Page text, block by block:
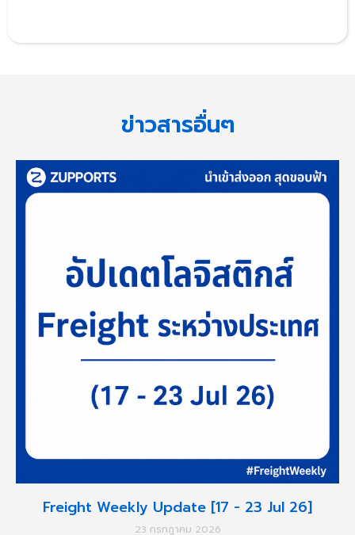
ข่าวสารอื่นๆ
Freight Weekly Update [17 - 23 Jul 26]
23 กรกฎาคม 2026